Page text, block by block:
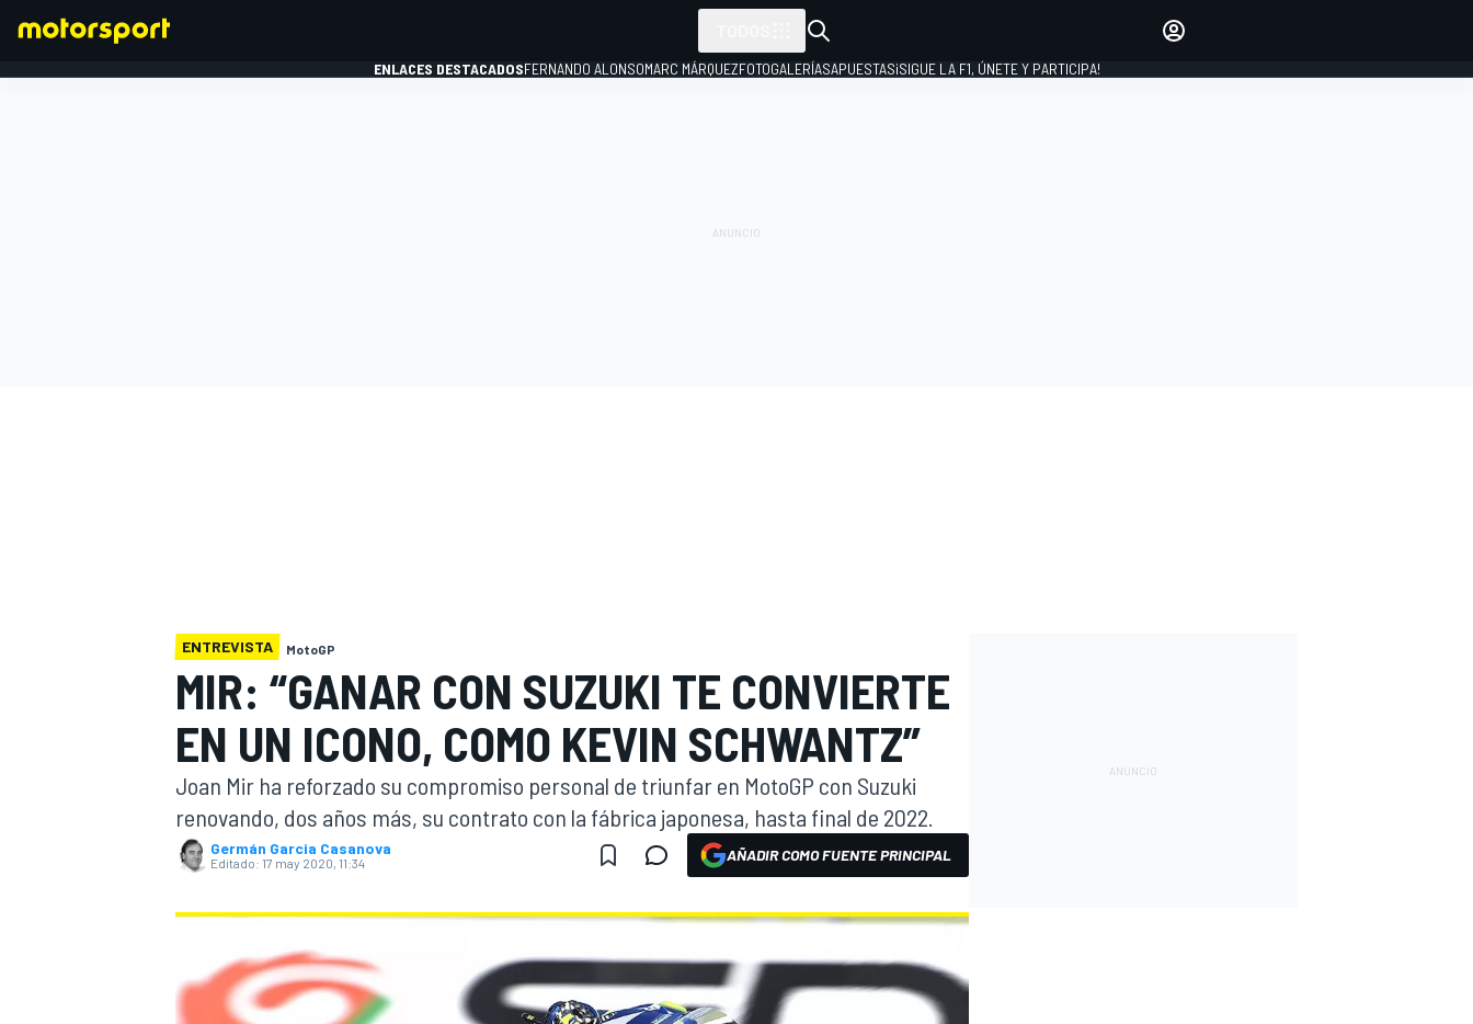
WEC
ENLACES DESTACADOSFERNANDO ALONSOMARC MÁRQUEZFOTOGALERÍASAPUESTAS¡SIGUE LA F1, ÚNETE Y PARTICIPA!
ENTREVISTA MotoGP
MIR: “GANAR CON SUZUKI TE CONVIERTE
EN UN ICONO, COMO KEVIN SCHWANTZ”
Joan Mir ha reforzado su compromiso personal de triunfar en MotoGP con Suzuki
renovando, dos años más, su contrato con la fábrica japonesa, hasta final de 2022.
Germán Garcia Casanova
Editado: 17 may 2020, 11:34 AÑADIR COMO FUENTE PRINCIPAL